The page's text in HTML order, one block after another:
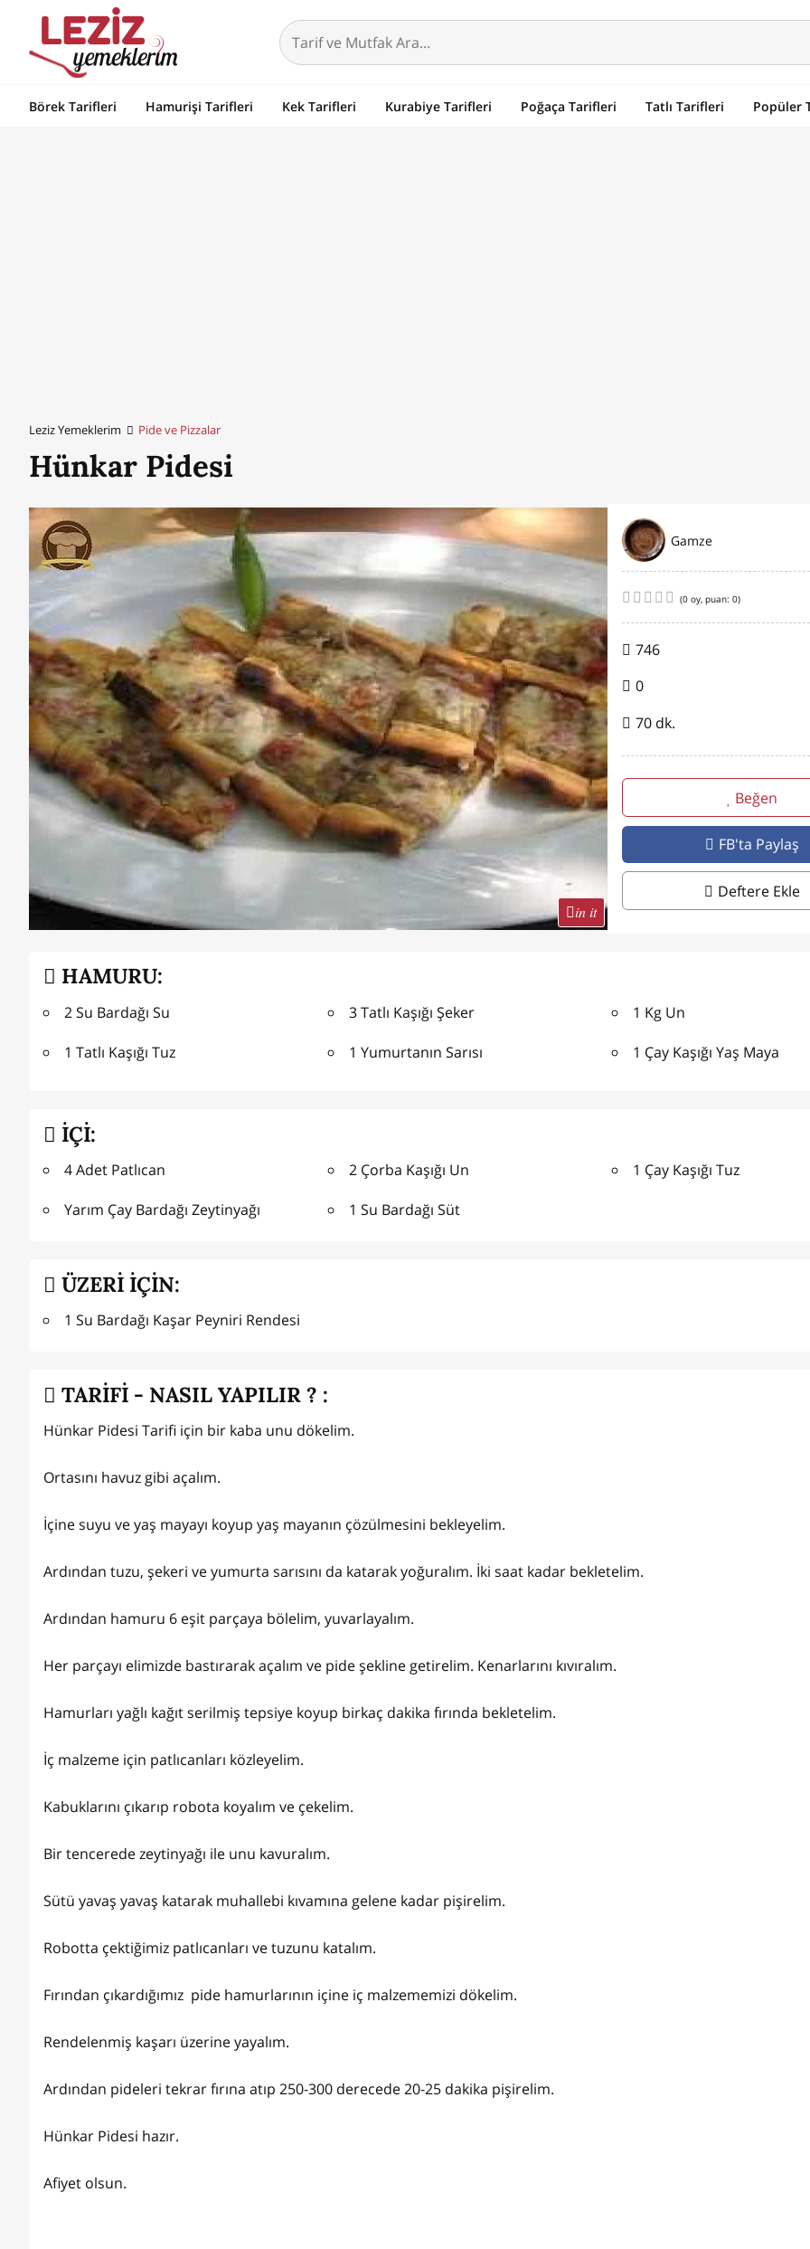
Börek Tarifleri Hamurişi Tarifleri Kek Tarifleri Kurabiye Tarifleri Poğaça Tarifleri Tatlı Tarifleri Popüler
Leziz Yemeklerim Pide ve Pizzalar
Hünkar Pidesi
in it
Gamze
(0 oy, puan: 0)
746
0
70 dk.
Beğen
FB'ta Paylaş
Deftere Ekle
HAMURU:
2 Su Bardağı Su
1 Tatlı Kaşığı Tuz
3 Tatlı Kaşığı Şeker
1 Yumurtanın Sarısı
1 Kg Un
1 Çay Kaşığı Yaş Maya
İÇİ:
4 Adet Patlıcan
Yarım Çay Bardağı Zeytinyağı
2 Çorba Kaşığı Un
1 Su Bardağı Süt
1 Çay Kaşığı Tuz
ÜZERİ İÇİN:
1 Su Bardağı Kaşar Peyniri Rendesi
TARİFİ - NASIL YAPILIR ? :
Hünkar Pidesi Tarifi için bir kaba unu dökelim.
Ortasını havuz gibi açalım.
İçine suyu ve yaş mayayı koyup yaş mayanın çözülmesini bekleyelim.
Ardından tuzu, şekeri ve yumurta sarısını da katarak yoğuralım. İki saat kadar bekletelim.
Ardından hamuru 6 eşit parçaya bölelim, yuvarlayalım.
Her parçayı elimizde bastırarak açalım ve pide şekline getirelim. Kenarlarını kıvıralım.
Hamurları yağlı kağıt serilmiş tepsiye koyup birkaç dakika fırında bekletelim.
İç malzeme için patlıcanları közleyelim.
Kabuklarını çıkarıp robota koyalım ve çekelim.
Bir tencerede zeytinyağı ile unu kavuralım.
Sütü yavaş yavaş katarak muhallebi kıvamına gelene kadar pişirelim.
Robotta çektiğimiz patlıcanları ve tuzunu katalım.
Fırından çıkardığımız pide hamurlarının içine iç malzememizi dökelim.
Rendelenmiş kaşarı üzerine yayalım.
Ardından pideleri tekrar fırına atıp 250-300 derecede 20-25 dakika pişirelim.
Hünkar Pidesi hazır.
Afiyet olsun.